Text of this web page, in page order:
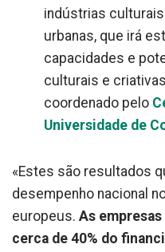
indústrias
urbanas, que irá
capacidades e
culturais e
coordenado pelo
Universidade de
«Estes são resultados
desempenho nacional
europeus. As
cerca de 40% do